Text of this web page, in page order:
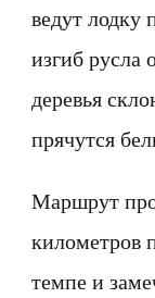
ведут лодку
изгиб русла
деревья
прячутся
Маршрут
километров
темпе и